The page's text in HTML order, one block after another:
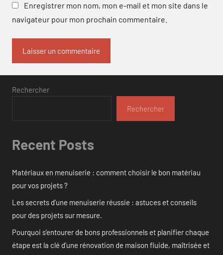
Enregistrer mon nom, mon e-mail et mon site dans le
navigateur pour mon prochain commentaire.
Rechercher
Rechercher
Recent Posts
Matériaux en menuiserie : comment choisir le bon matériau
pour vos projets ?
Les secrets d’une menuiserie réussie : astuces et conseils
pour des projets sur mesure.
Pourquoi s’entourer de bons professionnels et planifier chaque
étape est la clé d’une rénovation de maison fluide, maîtrisée et